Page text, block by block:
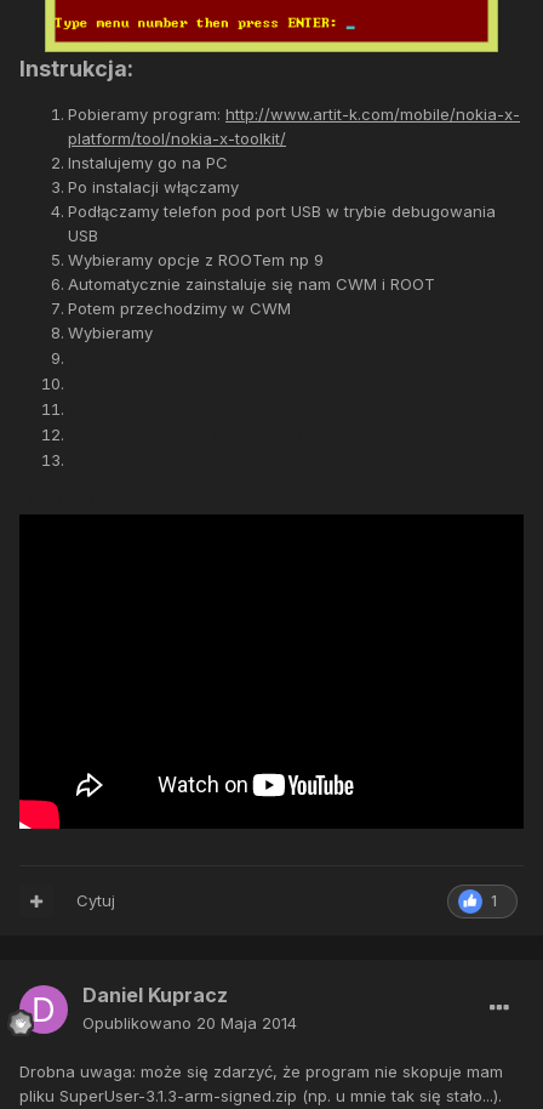
Instrukcja:
Pobieramy program: http://www.artit-k.com/mobile/nokia-x-
platform/tool/nokia-x-toolkit/
Instalujemy go na PC
Po instalacji włączamy
Podłączamy telefon pod port USB w trybie debugowania
USB
Wybieramy opcje z ROOTem np 9
Automatycznie zainstaluje się nam CWM i ROOT
Potem przechodzimy w CWM
Wybieramy
1
Cytuj
Daniel Kupracz
Opublikowano 20 Maja 2014
Drobna uwaga: może się zdarzyć, że program nie skopuje mam
pliku SuperUser-3.1.3-arm-signed.zip (np. u mnie tak się stało...).